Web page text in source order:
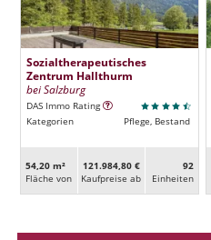
Sozialtherapeutisches
Zentrum Hallthurm
bei Salzburg
DAS Immo Rating
Kategorien
Pflege, Bestand
54,20 m²
Fläche von
121.984,80 €
Kaufpreise ab
92
Ein­heiten